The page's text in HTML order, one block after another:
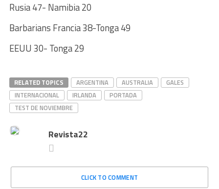
Rusia 47- Namibia 20
Barbarians Francia 38-Tonga 49
EEUU 30- Tonga 29
RELATED TOPICS ARGENTINA AUSTRALIA
GALES
INTERNACIONAL
IRLANDA
PORTADA
TEST DE NOVIEMBRE
Revista22
CLICK TO COMMENT